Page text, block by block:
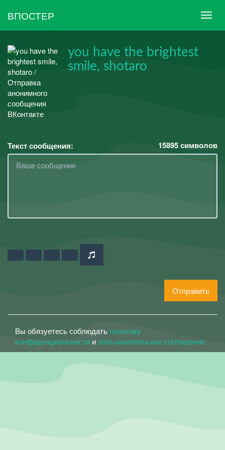
ВПОСТЕР
you have the brightest
smile, shotaro
Текст сообщения: 15895символов
Отправить
Вы обязуетесь соблюдать политику
конфиденциальности и пользовательское соглашение